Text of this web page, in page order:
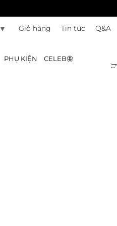
▼ Giỏ hàng Tin tức Q&A
PHỤ KIỆN CELEB🦋